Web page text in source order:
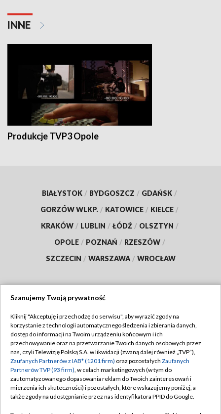
INNE
Produkcje TVP3 Opole
BIAŁYSTOK / BYDGOSZCZ / GDAŃSK /
GORZÓW WLKP. / KATOWICE / KIELCE /
KRAKÓW / LUBLIN / ŁÓDŹ / OLSZTYN /
OPOLE / POZNAŃ / RZESZÓW /
SZCZECIN / WARSZAWA / WROCŁAW
TVP
Abonament TVP
Emisja w TVP
Centrum informacji TVP
Naziemna Telewizja Cyfrowa
Regulamin TVP
Polityka prywatności
Moje zgody
Pomoc
Szanujemy Twoją prywatność
Kliknij "Akceptuję i przechodzę do serwisu", aby wyrazić zgody na
korzystanie z technologii automatycznego śledzenia i zbierania danych,
dostęp do informacji na Twoim urządzeniu końcowym i ich
przechowywanie oraz na przetwarzanie Twoich danych osobowych przez
nas, czyli Telewizję Polską S.A. w likwidacji (zwaną dalej również „TVP”),
Zaufanych Partnerów z IAB* (1201 firm) oraz pozostałych Zaufanych
Partnerów TVP (93 firm), w celach marketingowych (w tym do
zautomatyzowanego dopasowania reklam do Twoich zainteresowań i
mierzenia ich skuteczności) i pozostałych, które wskazujemy poniżej, a
także zgody na udostępnianie przez nas identyfikatora PPID do Google.